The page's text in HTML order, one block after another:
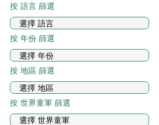
按 語言 篩選
按 年份 篩選
按 地區 篩選
按 世界童軍 篩選